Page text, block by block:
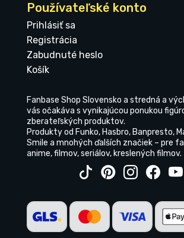
Používateľské konto
Prihlásiť sa
Registrácia
Zabudnuté heslo
Košík
Fanbase Shop Slovensko a stredná a
vás očakáva s vynikajúcou ponukou
zberateľských produktov.
Produkty od Funko, Hasbro, Banpresto,
Smile a mnohých ďalších značiek – pre
anime, filmov, seriálov, kreslených filmov.